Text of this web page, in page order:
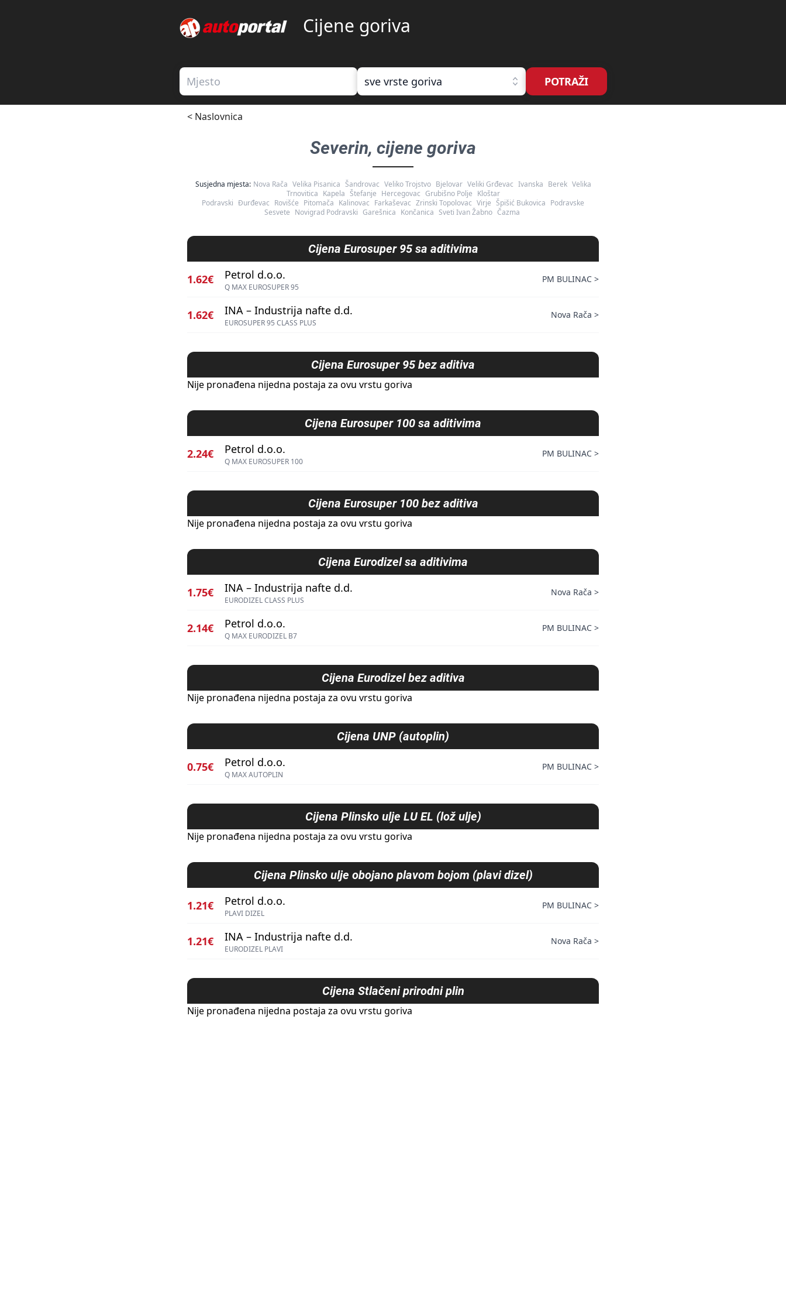
Cijene goriva
sve vrste goriva POTRAŽI
< Naslovnica
Severin, cijene goriva
Susjedna mjesta: Nova Rača Velika Pisanica Šandrovac Veliko Trojstvo Bjelovar Veliki Grđevac Ivanska Berek Velika
Trnovitica Kapela Štefanje Hercegovac Grubišno Polje Kloštar
Podravski Đurđevac Rovišće Pitomača Kalinovac Farkaševac Zrinski Topolovac Virje Špišić Bukovica Podravske
Sesvete Novigrad Podravski Garešnica Končanica Sveti Ivan Žabno Čazma
Cijena Eurosuper 95 sa aditivima
1.62€ Petrol d.o.o.
Q MAX EUROSUPER 95
PM BULINAC >
1.62€ INA – Industrija nafte d.d.
EUROSUPER 95 CLASS PLUS
Nova Rača >
Cijena Eurosuper 95 bez aditiva
Nije pronađena nijedna postaja za ovu vrstu goriva
Cijena Eurosuper 100 sa aditivima
2.24€ Petrol d.o.o.
Q MAX EUROSUPER 100
PM BULINAC >
Cijena Eurosuper 100 bez aditiva
Nije pronađena nijedna postaja za ovu vrstu goriva
Cijena Eurodizel sa aditivima
1.75€ INA – Industrija nafte d.d.
EURODIZEL CLASS PLUS
Nova Rača >
2.14€ Petrol d.o.o.
Q MAX EURODIZEL B7
PM BULINAC >
Cijena Eurodizel bez aditiva
Nije pronađena nijedna postaja za ovu vrstu goriva
Cijena UNP (autoplin)
0.75€ Petrol d.o.o.
Q MAX AUTOPLIN
PM BULINAC >
Cijena Plinsko ulje LU EL (lož ulje)
Nije pronađena nijedna postaja za ovu vrstu goriva
Cijena Plinsko ulje obojano plavom bojom (plavi dizel)
1.21€ Petrol d.o.o.
PLAVI DIZEL
PM BULINAC >
1.21€ INA – Industrija nafte d.d.
EURODIZEL PLAVI
Nova Rača >
Cijena Stlačeni prirodni plin
Nije pronađena nijedna postaja za ovu vrstu goriva